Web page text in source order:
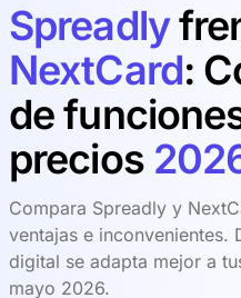
Spreadly
NextCard:
de
precios
Compara Spreadly y
ventajas e inconvenientes.
digital se adapta mejor a
mayo 2026.